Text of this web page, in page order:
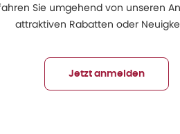
Sie umgehend von unseren
attraktiven Rabatten oder
Jetzt anmelden